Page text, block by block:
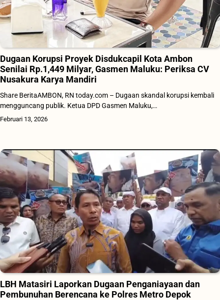
Dugaan Korupsi Proyek Disdukcapil Kota Ambon
Senilai Rp.1,449 Milyar, Gasmen Maluku: Periksa CV
Nusakura Karya Mandiri
Share BeritaAMBON, RN today.com – Dugaan skandal korupsi kembali
mengguncang publik. Ketua DPD Gasmen Maluku,…
Februari 13, 2026
LBH Matasiri Laporkan Dugaan Penganiayaan dan
Pembunuhan Berencana ke Polres Metro Depok